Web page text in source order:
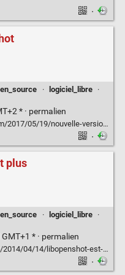
·
· logiciel_libre
·
* · permalien
nouvelle-version-openshot-qt-2-3-3/
·
plus
· logiciel_libre
·
* · permalien
est-sortie-et-plus-encore/
·